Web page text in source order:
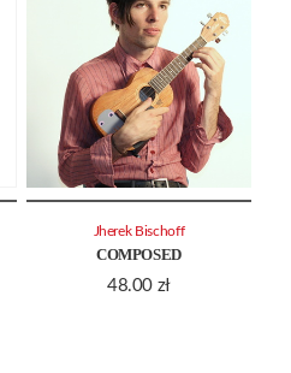
COMPOSED
48.00 zł
Jherek Bischoff